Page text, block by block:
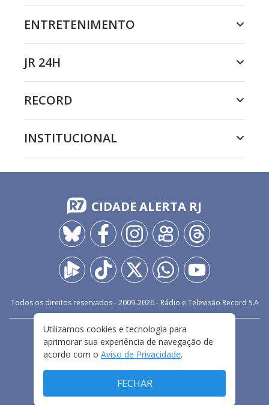
ENTRETENIMENTO
JR 24H
RECORD
INSTITUCIONAL
CIDADE ALERTA RJ
Todos os direitos reservados - 2009-2026- Rádio e Televisão Record S.A
FALE CONOSCO
PRIVACIDADE
TERMOS E CONDIÇÕES DE USO
Utilizamos cookies e tecnologia para
aprimorar sua experiência de navegação de
acordo com o Aviso de Privacidade.
FECHAR